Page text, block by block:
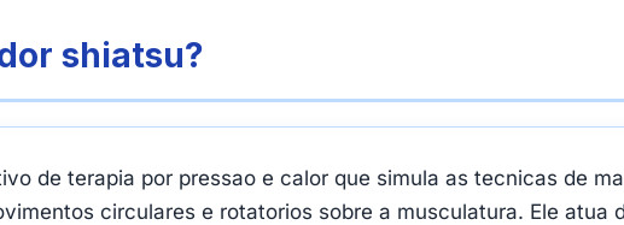
shiatsu?
de terapia por pressao e calor que simula as tecnicas de
circulares e rotatorios sobre a musculatura. Ele atua